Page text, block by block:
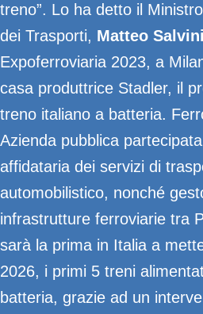
treno”. Lo ha detto il
dei Trasporti, Matteo Salvini
Expoferroviaria 2023, a
casa produttrice Stadler, il
treno italiano a batteria.
Azienda pubblica
affidataria dei servizi di
automobilistico, nonché
infrastrutture ferroviarie tra
sarà la prima in Italia a
2026, i primi 5 treni
batteria, grazie ad un